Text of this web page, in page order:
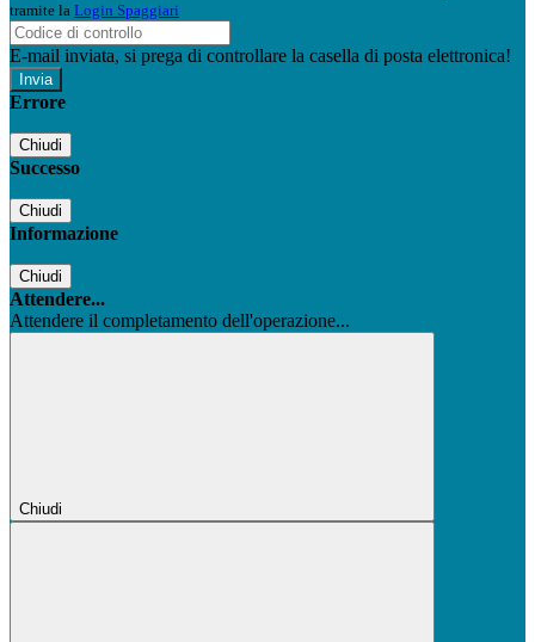
tramite la Login Spaggiari
E-mail inviata, si prega di controllare la casella di posta elettronica!
Errore
Chiudi
Successo
Chiudi
Informazione
Chiudi
Attendere...
Attendere il completamento dell'operazione...
Chiudi